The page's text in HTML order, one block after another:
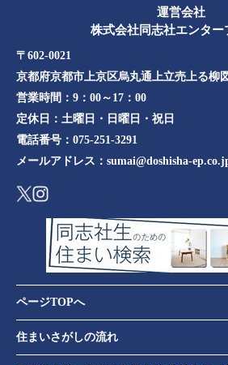
運営会社
株式会社同志社エンター
〒602-0021
京都府京都市上京区烏丸通上立売上る柳
営業時間： 9：00～17：00
定休日： 土曜日・日曜日・祝日
電話番号： 075-251-3291
メールアドレス： sumai@doshisha-
ページTOPへ
住まいさがしの流れ